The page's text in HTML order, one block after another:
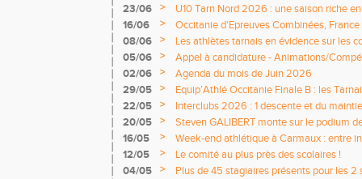
23/06
>
U10 Tarn Nord 2026 : une saison riche
émotions
16/06 >
Occitanie d'Epreuves Combinées,
National de Castres
08/06 >
Les athlètes tarnais en évidence sur les
05/06
>
Appel à candidature - Animations/
2026 / 2027
02/06 >
Agenda du mois de Juin 2026
29/05
>
Equip’Athlé Occitanie Finale B : les
22/05
>
Interclubs 2026 : 1 descente et du
20/05
>
Steven GALIBERT monte sur le podium
16/05
>
Week-end athlétique à Carmaux : entre
départementaux jeunes
12/05 >
Le comité au plus près des scolaires !
04/05
>
Plus de 45 stagiaires présents pour les 2